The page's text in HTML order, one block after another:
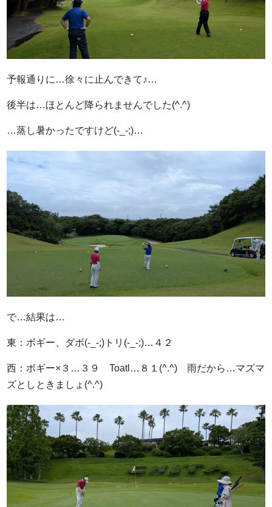
予報通りに…徐々に止んできて♪…
後半は…ほとんど降られませんでした(^.^)
…蒸し暑かったですけど(-_-;)…
で…結果は…
東：ボギー、ダボ(-_-;)トリ(-_-;)…４２
西：ボギー×３…３９ Toatl…８１(^.^) 雨だから…マズマ
ズとしときましょ(^.^)